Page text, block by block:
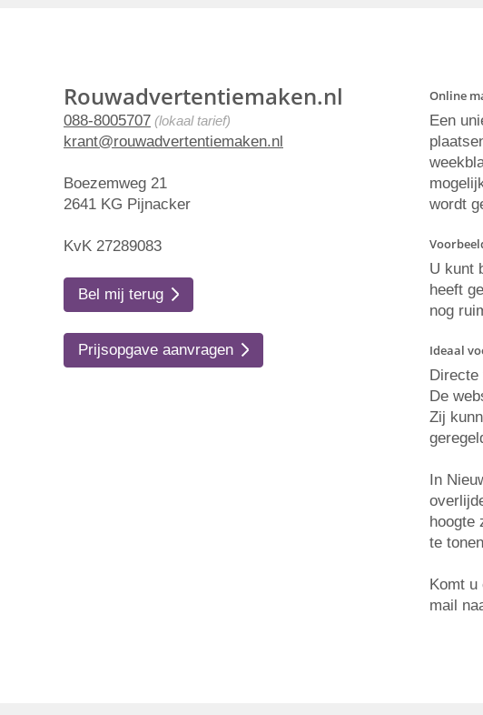
Rouwadvertentiemaken.nl
088-8005707 (lokaal tarief)
krant@rouwadvertentiemaken.nl
Boezemweg 21
2641 KG Pijnacker
KvK 27289083
Bel mij terug
Prijsopgave aanvragen
Online
Een
wordt
U kunt
heeft
nog
Ideaal
Directe
De
Zij
In
hoogte
te
Komt u
mail